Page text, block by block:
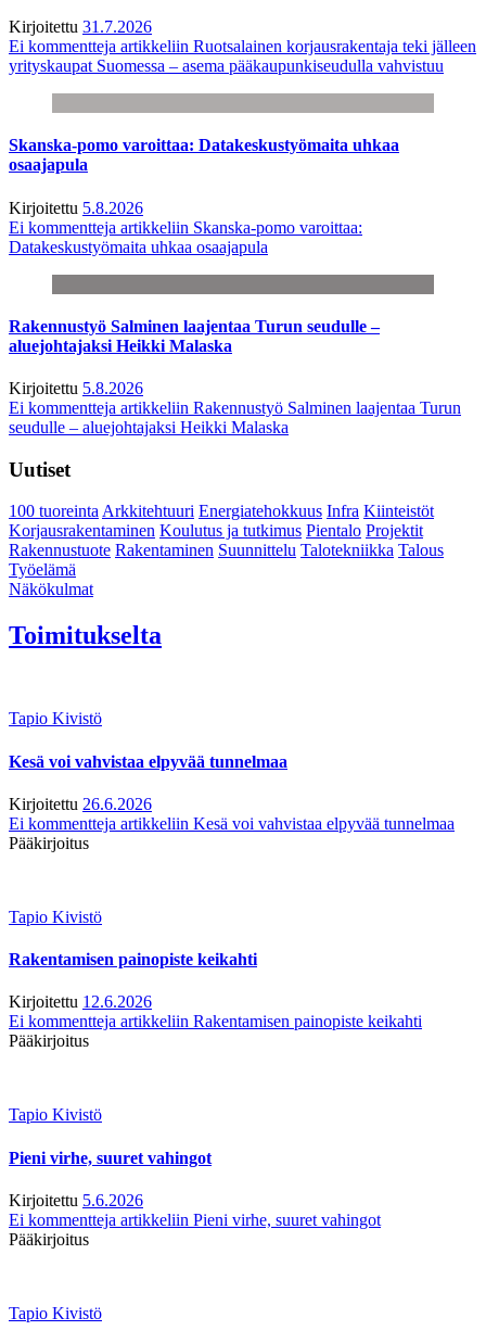
Kirjoitettu 31.7.2026
Ei kommentteja artikkeliin Ruotsalainen korjausrakentaja teki jälleen
yrityskaupat Suomessa – asema pääkaupunkiseudulla vahvistuu
Skanska-pomo varoittaa: Datakeskustyömaita uhkaa
osaajapula
Kirjoitettu 5.8.2026
Ei kommentteja artikkeliin Skanska-pomo varoittaa:
Datakeskustyömaita uhkaa osaajapula
Rakennustyö Salminen laajentaa Turun seudulle –
aluejohtajaksi Heikki Malaska
Kirjoitettu 5.8.2026
Ei kommentteja artikkeliin Rakennustyö Salminen laajentaa Turun
seudulle – aluejohtajaksi Heikki Malaska
Uutiset
100 tuoreintaArkkitehtuuri Energiatehokkuus Infra Kiinteistöt
Korjausrakentaminen Koulutus ja tutkimus Pientalo Projektit
Rakennustuote Rakentaminen Suunnittelu Talotekniikka Talous
Työelämä
Näkökulmat
Toimitukselta
Tapio Kivistö
Kesä voi vahvistaa elpyvää tunnelmaa
Kirjoitettu 26.6.2026
Ei kommentteja artikkeliin Kesä voi vahvistaa elpyvää tunnelmaa
Pääkirjoitus
Tapio Kivistö
Rakentamisen painopiste keikahti
Kirjoitettu 12.6.2026
Ei kommentteja artikkeliin Rakentamisen painopiste keikahti
Pääkirjoitus
Tapio Kivistö
Pieni virhe, suuret vahingot
Kirjoitettu 5.6.2026
Ei kommentteja artikkeliin Pieni virhe, suuret vahingot
Pääkirjoitus
Tapio Kivistö